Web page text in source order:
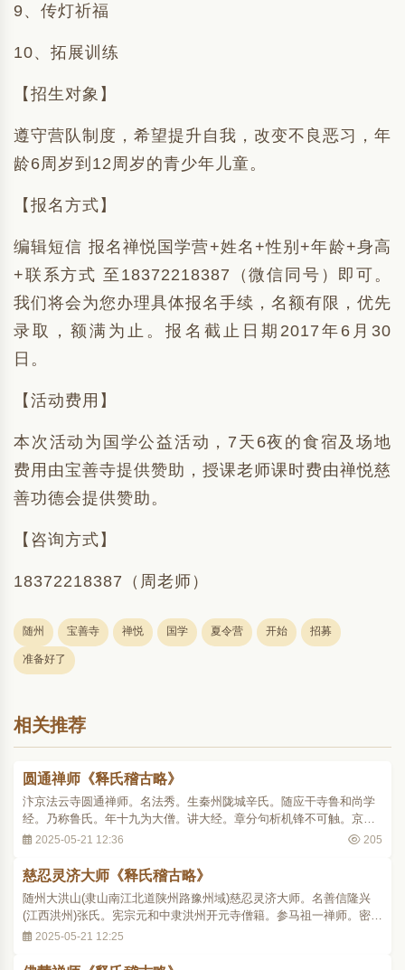
9、传灯祈福
10、拓展训练
【招生对象】
遵守营队制度，希望提升自我，改变不良恶习，年
龄6周岁到12周岁的青少年儿童。
【报名方式】
编辑短信 报名禅悦国学营+姓名+性别+年龄+身高
+联系方式 至18372218387（微信同号）即可。
我们将会为您办理具体报名手续，名额有限，优先
录取，额满为止。报名截止日期2017年6月30
日。
【活动费用】
本次活动为国学公益活动，7天6夜的食宿及场地
费用由宝善寺提供赞助，授课老师课时费由禅悦慈
善功德会提供赞助。
【咨询方式】
18372218387（周老师）
随州 宝善寺 禅悦 国学 夏令营 开始 招募
准备好了
相关推荐
圆通禅师《释氏稽古略》
汴京法云寺圆通禅师。名法秀。生秦州陇城辛氏。随应干寺鲁和尚学
经。乃称鲁氏。年十九为大僧。讲大经。章分句析机锋不可触。京洛
著闻。怪圭峰学禅。唯敬北京天钵元禅师。元雅号元华严。恨元不讲
教外以法私大迦叶者吾不信也。谓同列曰。我..
2025-05-21 12:36 205
慈忍灵济大师《释氏稽古略》
随州大洪山(隶山南江北道陕州路豫州域)慈忍灵济大师。名善信隆兴
(江西洪州)张氏。宪宗元和中隶洪州开元寺僧籍。参马祖一禅师。密契
心要。敬宗宝历二年抵随州太湖山侧居焉。属时亢旱乡人张武陵具羊
三日。吾为尔祈。师即入山北之岩穴宴坐冥..
2025-05-21 12:25